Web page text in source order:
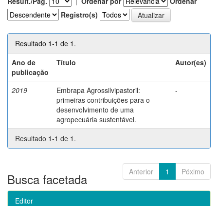
Registro(s)
Resultado 1-1 de 1.
Ano de
publicação
Título Autor(es)
2019
Embrapa Agrossilvipastoril:
primeiras contribuições para o
desenvolvimento de uma
agropecuária sustentável.
-
Resultado 1-1 de 1.
Anterior 1 Póximo
Busca facetada
Editor